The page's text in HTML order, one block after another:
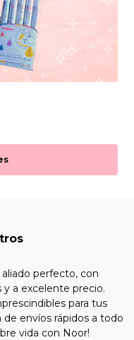
perfecto, con
a excelente precio.
para tus
envíos rápidos a todo
vida con Noor!